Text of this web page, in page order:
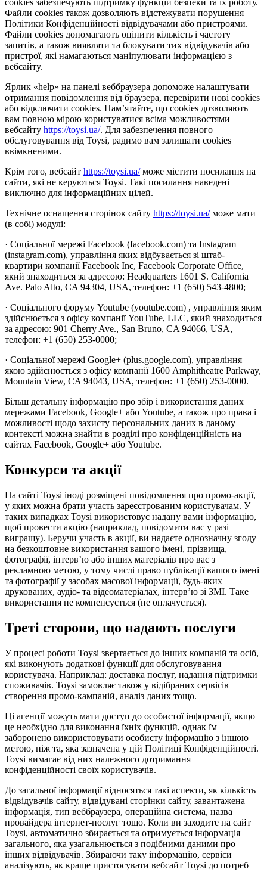
Файли cookies також дозволяють відстежувати порушення
Політики Конфіденційності відвідувачами або пристроями.
Файли cookies допомагають оцінити кількість і частоту
запитів, а також виявляти та блокувати тих відвідувачів або
пристрої, які намагаються маніпулювати інформацією з
вебсайту.
Ярлик «help» на панелі веббраузера допоможе налаштувати
отримання повідомлення від браузера, перевірити нові cookies
або відключити cookies. Пам’ятайте, що cookies дозволяють
вам повною мірою користуватися всіма можливостями
вебсайту https://toysi.ua/. Для забезпечення повного
обслуговування від Toysi, радимо вам залишати cookies
ввімкненими.
Крім того, вебсайт https://toysi.ua/може містити посилання на
сайти, які не керуються Toysi. Такі посилання наведені
виключно для інформаційних цілей.
Технічне оснащення сторінок сайту https://toysi.ua/може мати
(в собі) модулі:
· Соціальної мережі Facebook (facebook.com) та Instagram
(instagram.com), управління яких відбувається зі штаб-
квартири компанії Facebook Inc, Facebook Corporate Office,
який знаходиться за адресою: Headquarters 1601 S. California
Ave. Palo Alto, CA 94304, USA, телефон: +1 (650) 543-4800;
· Соціального форуму Youtube (youtube.com) , управління яким
здійснюється з офісу компанії YouTube, LLC, який знаходиться
за адресою: 901 Cherry Ave., San Bruno, CA 94066, USA,
телефон: +1 (650) 253-0000;
· Соціальної мережі Google+ (plus.google.com), управління
якою здійснюється з офісу компанії 1600 Amphitheatre Parkway,
Mountain View, CA 94043, USA, телефон: +1 (650) 253-0000.
Більш детальну інформацію про збір і використання даних
мережами Facebook, Google+ або Youtube, а також про права і
можливості щодо захисту персональних даних в даному
контексті можна знайти в розділі про конфіденційність на
сайтах Facebook, Google+ або Youtube.
Конкурси та акції
На сайті Toysi іноді розміщені повідомлення про промо-акції,
у яких можна брати участь зареєстрованим користувачам. У
таких випадках Toysi використовує надану вами інформацію,
щоб провести акцію (наприклад, повідомити вас у разі
виграшу). Беручи участь в акції, ви надаєте однозначну згоду
на безкоштовне використання вашого імені, прізвища,
фотографії, інтерв’ю або інших матеріалів про вас з
рекламною метою, у тому числі право публікації вашого імені
та фотографії у засобах масової інформації, будь-яких
друкованих, аудіо- та відеоматеріалах, інтерв’ю зі ЗМІ. Таке
використання не компенсується (не оплачується).
Треті сторони, що надають послуги
У процесі роботи Toysi звертається до інших компаній та осіб,
які виконують додаткові функції для обслуговування
користувача. Наприклад: доставка послуг, надання підтримки
споживачів. Toysi замовляє також у відібраних сервісів
створення промо-кампаній, аналіз даних тощо.
Ці агенції можуть мати доступ до особистої інформації, якщо
це необхідно для виконання їхніх функцій, однак їм
заборонено використовувати особисту інформацію з іншою
метою, ніж та, яка зазначена у цій Політиці Конфіденційності.
Toysi вимагає від них належного дотримання
конфіденційності своїх користувачів.
До загальної інформації відносяться такі аспекти, як кількість
відвідувачів сайту, відвідувані сторінки сайту, завантажена
інформація, тип веббраузера, операційна система, назва
провайдера інтернет-послуг тощо. Коли ви заходите на сайт
Toysi, автоматично збирається та отримується інформація
загального, яка узагальнюється з подібними даними про
інших відвідувачів. Збираючи таку інформацію, сервіси
аналізують, як краще пристосувати вебсайт Toysi до потреб